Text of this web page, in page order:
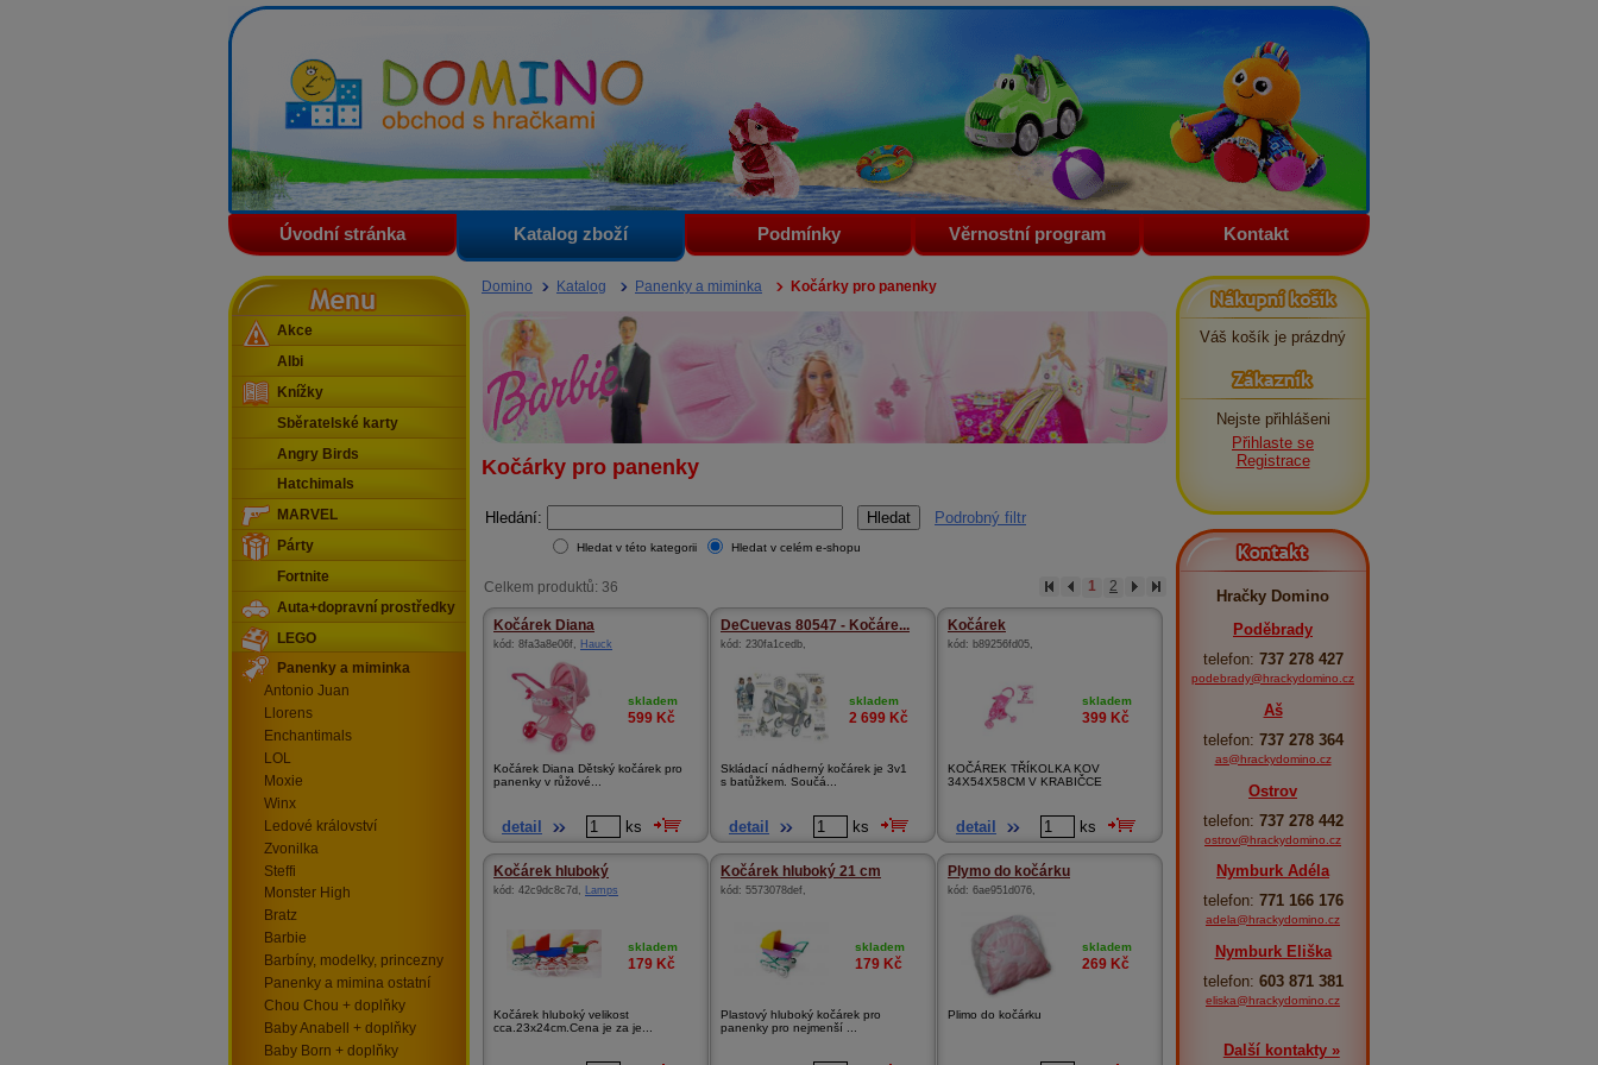
Domino - obchod s hračkami
Úvodní stránka Katalog zboží Podmínky Věrnostní program Kontakt
Domino Katalog Panenky a miminka Kočárky pro panenky
Kočárky pro panenky
Hledání: Podrobný filtr
Hledat v této kategorii Hledat v celém e-shopu
Celkem produktů: 36 1 2
Kočárek Diana
kód: 8fa3a8e06f, Hauck
skladem
599 Kč
Kočárek Diana Dětský kočárek pro
panenky v růžové...
detail ks
DeCuevas 80547 - Kočáre...
kód: 230fa1cedb,
skladem
2 699 Kč
Skládací nádherný kočárek je 3v1
s batůžkem. Součá...
detail ks
Kočárek
kód: b89256fd05,
skladem
399 Kč
KOČÁREK TŘÍKOLKA KOV
34X54X58CM V KRABIČCE
detail ks
Kočárek hluboký
kód: 42c9dc8c7d , Lamps
skladem
179 Kč
Kočárek hluboký velikost
cca.23x24cm.Cena je za je...
Kočárek hluboký 21 cm
kód: 5573078def,
skladem
179 Kč
Plastový hluboký kočárek pro
panenky pro nejmenší ...
Plymo do kočárku
kód: 6ae951d076,
skladem
269 Kč
Plimo do kočárku
Menu
Akce
Albi
Knížky
Sběratelské karty
Angry Birds
Hatchimals
MARVEL
Párty
Fortnite
Auta+dopravní prostředky
LEGO
Panenky a miminka
Antonio Juan
Llorens
Enchantimals
LOL
Moxie
Winx
Ledové království
Zvonilka
Steffi
Monster High
Bratz
Barbie
Barbíny, modelky, princezny
Panenky a mimina ostatní
Chou Chou + doplňky
Baby Anabell + doplňky
Baby Born + doplňky
Nákupní košík
Váš košík je prázdný
Zákazník
Nejste přihlášeni
Přihlaste se
Registrace
Kontakt
Hračky Domino
Poděbrady
telefon: 737 278 427
podebrady@hrackydomino.cz
Aš
telefon: 737 278 364
as@hrackydomino.cz
Ostrov
telefon: 737 278 442
ostrov@hrackydomino.cz
Nymburk Adéla
telefon: 771 166 176
adela@hrackydomino.cz
Nymburk Eliška
telefon: 603 871 381
eliska@hrackydomino.cz
Další kontakty »